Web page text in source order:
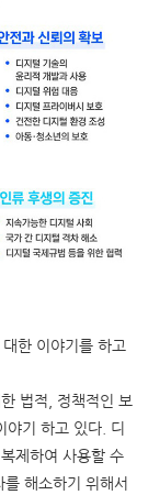
한 이야기를 하고
법적, 정책적인 보
야기 하고 있다. 디
제하여 사용할 수
해소하기 위해서